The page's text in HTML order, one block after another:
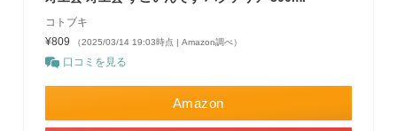
コトブキ
¥809
（2025/03/14 19:03時点 | Amazon調べ）
口コミを見る
Amazon